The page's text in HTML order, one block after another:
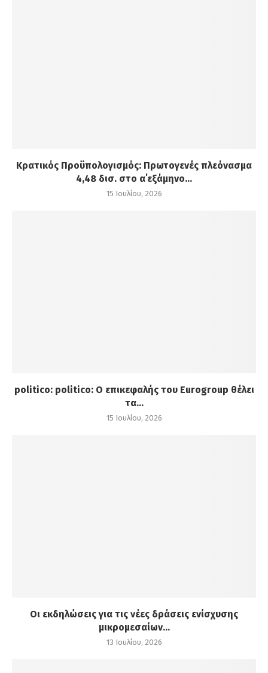
Κρατικός Προϋπολογισμός: Πρωτογενές πλεόνασμα
4,48 δισ. στο α΄εξάμηνο...
15 Ιουλίου, 2026
politico: politico: Ο επικεφαλής του Eurogroup θέλει
τα...
15 Ιουλίου, 2026
Οι εκδηλώσεις για τις νέες δράσεις ενίσχυσης
μικρομεσαίων...
13 Ιουλίου, 2026